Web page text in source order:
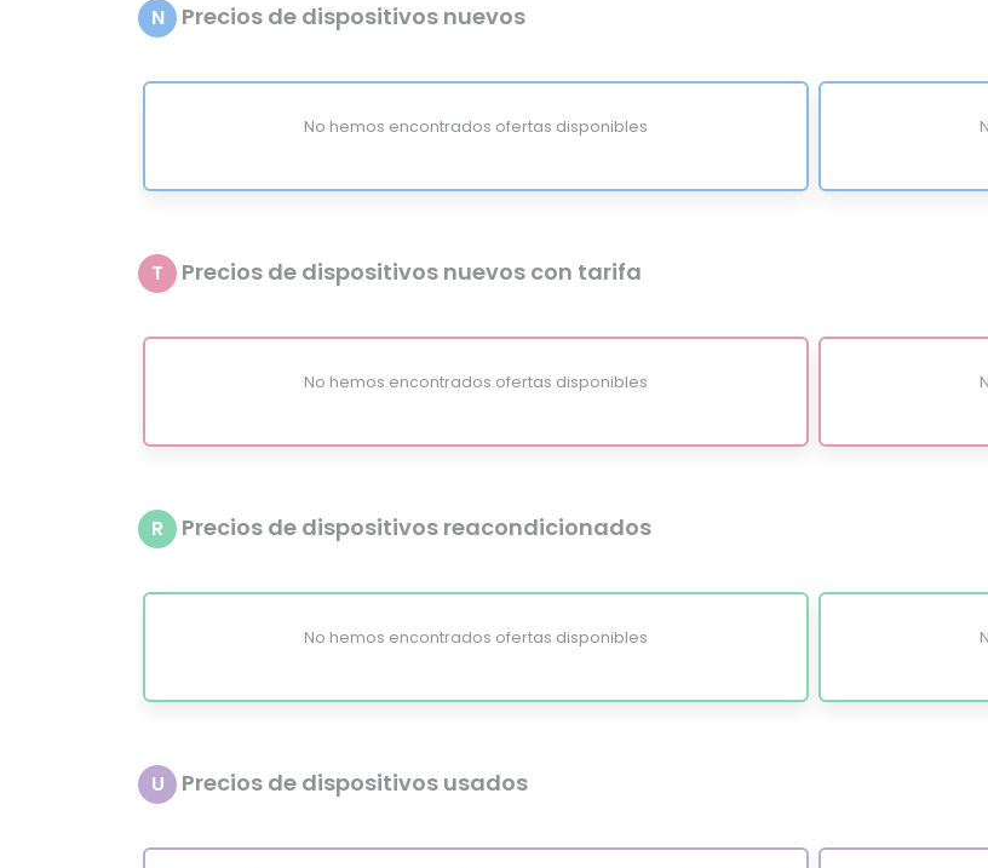
N Precios de dispositivos nuevos
No hemos encontrados ofertas disponibles
T Precios de dispositivos nuevos con tarifa
No hemos encontrados ofertas disponibles
R Precios de dispositivos reacondicionados
No hemos encontrados ofertas disponibles
U Precios de dispositivos usados